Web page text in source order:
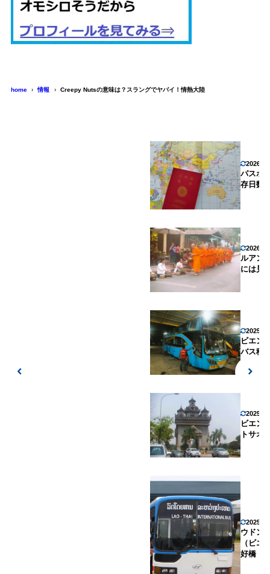
home 情報 Creepy Nutsの意味は？スラングでヤバイ！情熱大陸
2026年
パスポ
存日数
2026年
ルアン
には見
2025年
ビエン
バス移
2025年
ビエン
トサオ
2025年
ウドン
（ビ
好橋